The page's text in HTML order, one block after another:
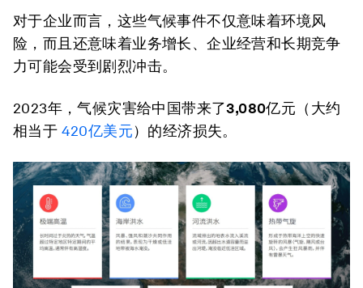
对于企业而言，这些气候事件不仅意味着环境风
险，而且还意味着业务增长、企业经营和长期竞争
力可能会受到剧烈冲击。
2023年，气候灾害给中国带来了3,080亿元（大约
相当于 420亿美元）的经济损失。